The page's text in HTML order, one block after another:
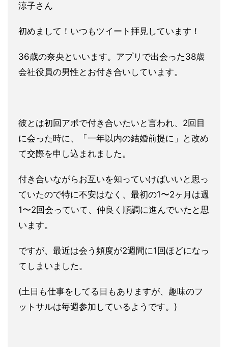
涼子さん
初めまして！いつもツイート拝見しています！
36歳の奈央といいます。アプリで出会った38歳
会社役員の男性とお付き合いしています。
彼とは初回アポで付き合いたいと言われ、2回目
に会った時に、「一年以内の結婚前提に」と改め
て交際を申し込まれました。
付き合いながらお互いを知っていけばいいと思っ
ていたので特に不安はなく、最初の1〜2ヶ月は週
1〜2回会っていて、仲良く順調に進んでいたと思
います。
ですが、最近は会う頻度が2週間に1回ほどになっ
てしまいました。
(土日も仕事をしてる日もありますが、趣味のフ
ットサルは毎週参加しているようです。)